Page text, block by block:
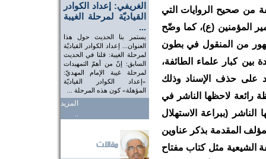
الغريفي: إعداد الكوادر
القياديّة لمرحلة الغيبة
...
يستمر بنا الحديث حول هذا
العنوان... إعداد الكوادر القياديّة
لمرحلة الغيبة: قلنا في الحديث
السابق: إنّ من أهمّ التمهيدات
لمرحلة غيبة الإمام المهديّ:
«إعداد الكوادر القياديّة
المؤهلة» كون هذه المرحلة ...
المزيد
..
من صحيح الروايات التي
المؤمنين (ع)، كما وضّح
من المنقول في بطون
بين كبار علماء الطائفة،
على حذف الإسناد وذلك
رائعة لاحظها الناشر في
(ببراعة الاستهلال
المقدمة بذكر عناوين
الشيعية مثل كتاب مفتاح